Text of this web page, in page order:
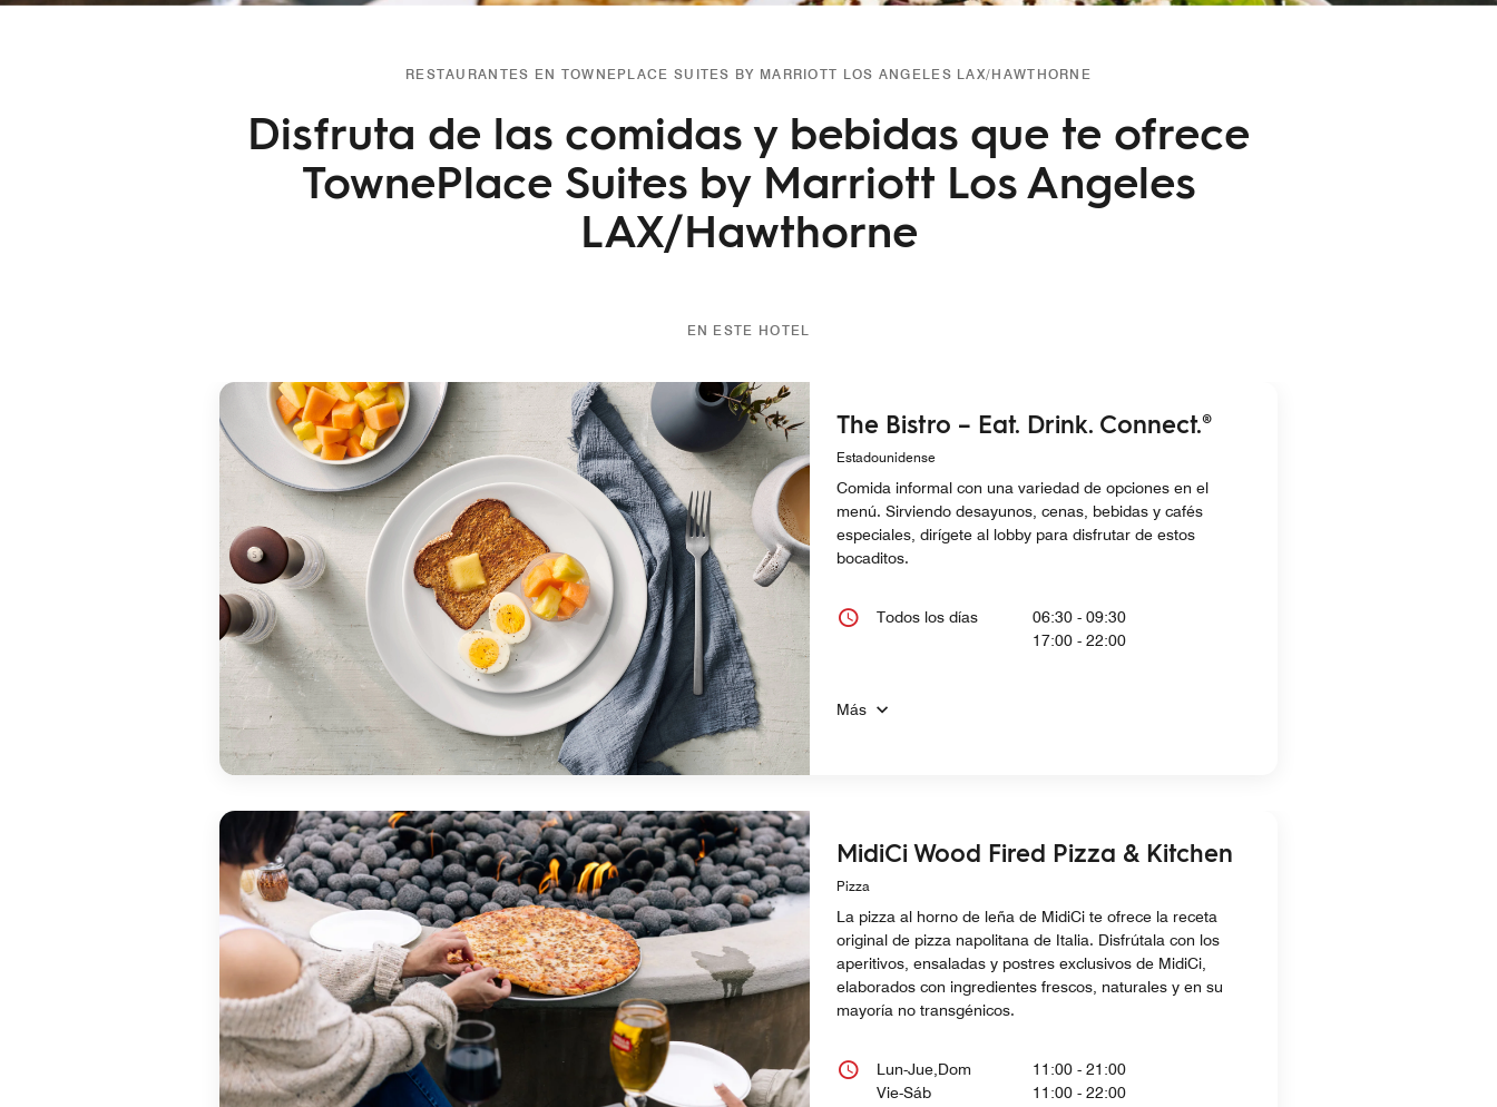
RESTAURANTES EN TOWNEPLACE SUITES BY MARRIOTT LOS ANGELES LAX/HAWTHORNE
Disfruta de las comidas y bebidas que te ofrece
TownePlace Suites by Marriott Los Angeles
LAX/Hawthorne
EN ESTE HOTEL
The Bistro – Eat. Drink. Connect.®
Estadounidense
Comida informal con una variedad de opciones en el
menú. Sirviendo desayunos, cenas, bebidas y cafés
especiales, dirígete al lobby para disfrutar de estos
bocaditos.
Todos los días
06:30 - 09:30
17:00 - 22:00
Más
MidiCi Wood Fired Pizza & Kitchen
Pizza
La pizza al horno de leña de MidiCi te ofrece la receta
original de pizza napolitana de Italia. Disfrútala con los
aperitivos, ensaladas y postres exclusivos de MidiCi,
elaborados con ingredientes frescos, naturales y en su
mayoría no transgénicos.
Lun-Jue,Dom
11:00 - 21:00
Vie-Sáb
11:00 - 22:00